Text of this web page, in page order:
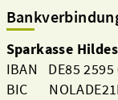
Sparkasse
IBAN DE85 2595
BIC